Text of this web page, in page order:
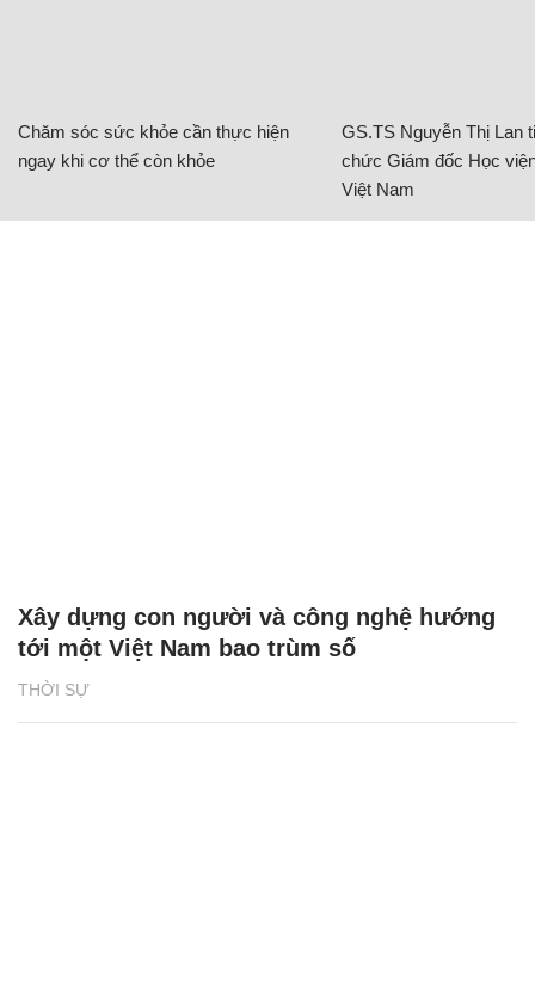
Chăm sóc sức khỏe cần thực hiện
ngay khi cơ thể còn khỏe
GS.TS Nguyễn Thị Lan
chức Giám đốc Học
Việt Nam
THỜI SỰ
Xây dựng con người và công nghệ hướng
tới một Việt Nam bao trùm số